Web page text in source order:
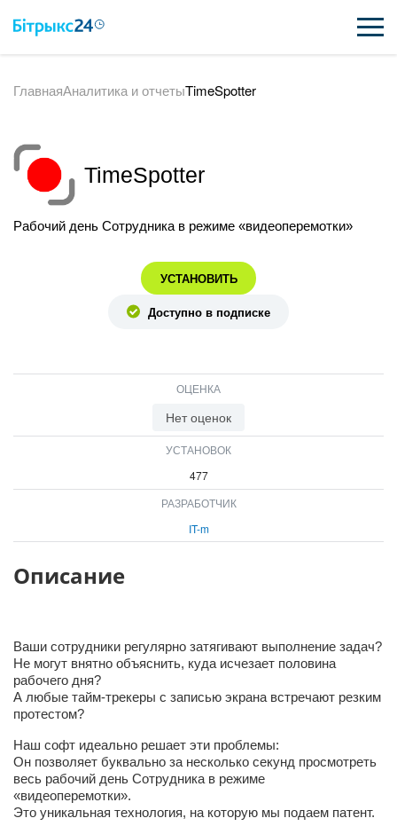
ВОЗМОЖНОСТИ
ИНТЕГРАЦИИ
ВХОД
ГлавнаяАналитика и отчетыTimeSpotter
TimeSpotter
Рабочий день Сотрудника в режиме «видеоперемотки»
УСТАНОВИТЬ
Доступно в подписке
ОЦЕНКА
Нет оценок
УСТАНОВОК
477
РАЗРАБОТЧИК
IT-m
Описание
Ваши сотрудники регулярно затягивают выполнение задач?
Не могут внятно объяснить, куда исчезает половина
рабочего дня?
А любые тайм-трекеры с записью экрана встречают резким
протестом?
Наш софт идеально решает эти проблемы:
Он позволяет буквально за несколько секунд просмотреть
весь рабочий день Сотрудника в режиме
«видеоперемотки».
Это уникальная технология, на которую мы подаем патент.